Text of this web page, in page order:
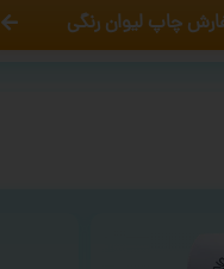
چاپ لیوان رنگی